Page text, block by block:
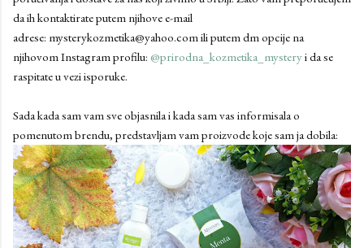
da ih kontaktirate putem njihove e-mail
adrese: mysterykozmetika@yahoo.com ili putem dm opcije na
njihovom Instagram profilu: @prirodna_kozmetika_mysteryi da se
raspitate u vezi isporuke.
Sada kada sam vam sve objasnila i kada sam vas informisala o
pomenutom brendu, predstavljam vam proizvode koje sam ja dobila: